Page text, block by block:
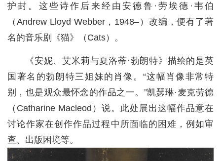
护封。这些诗作后来经由安德鲁·劳埃德·韦伯
（Andrew Lloyd Webber，1948–）改编，便有了著
名的音乐剧《猫》（Cats）。
《安妮、艾米莉与夏洛蒂·勃朗特》描绘的是英
国著名的勃朗特三姐妹的肖像。“这幅肖像非常特
别，也是观众最怀念的作品之一。”凯瑟琳·麦克劳德
（Catharine Macleod）说。此处展出这幅作品意在
讨论作家在创作作品过程中所面临的困难，例如审
查、出版困境等。